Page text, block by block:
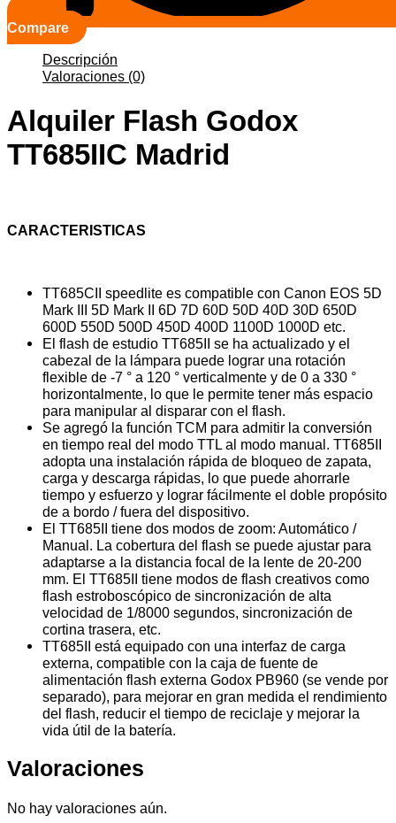
Compare
Descripción
Valoraciones (0)
Alquiler Flash Godox
TT685IIC Madrid
CARACTERISTICAS
TT685CII speedlite es compatible con Canon EOS 5D
Mark III 5D Mark II 6D 7D 60D 50D 40D 30D 650D
600D 550D 500D 450D 400D 1100D 1000D etc.
El flash de estudio TT685II se ha actualizado y el
cabezal de la lámpara puede lograr una rotación
flexible de -7 ° a 120 ° verticalmente y de 0 a 330 °
horizontalmente, lo que le permite tener más espacio
para manipular al disparar con el flash.
Se agregó la función TCM para admitir la conversión
en tiempo real del modo TTL al modo manual. TT685II
adopta una instalación rápida de bloqueo de zapata,
carga y descarga rápidas, lo que puede ahorrarle
tiempo y esfuerzo y lograr fácilmente el doble propósito
de a bordo / fuera del dispositivo.
El TT685II tiene dos modos de zoom: Automático /
Manual. La cobertura del flash se puede ajustar para
adaptarse a la distancia focal de la lente de 20-200
mm. El TT685II tiene modos de flash creativos como
flash estroboscópico de sincronización de alta
velocidad de 1/8000 segundos, sincronización de
cortina trasera, etc.
TT685II está equipado con una interfaz de carga
externa, compatible con la caja de fuente de
alimentación flash externa Godox PB960 (se vende por
separado), para mejorar en gran medida el rendimiento
del flash, reducir el tiempo de reciclaje y mejorar la
vida útil de la batería.
Valoraciones
No hay valoraciones aún.